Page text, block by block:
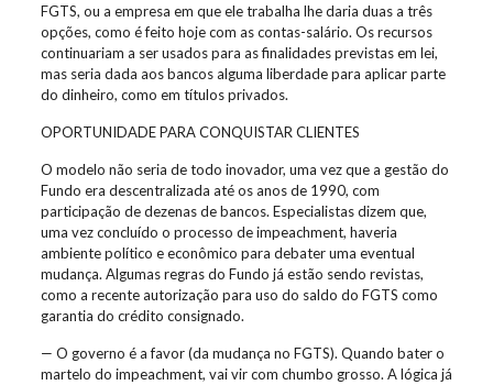
FGTS, ou a empresa em que ele trabalha lhe daria duas a três
opções, como é feito hoje com as contas-salário. Os recursos
continuariam a ser usados para as finalidades previstas em lei,
mas seria dada aos bancos alguma liberdade para aplicar parte
do dinheiro, como em títulos privados.
OPORTUNIDADE PARA CONQUISTAR CLIENTES
O modelo não seria de todo inovador, uma vez que a gestão do
Fundo era descentralizada até os anos de 1990, com
participação de dezenas de bancos. Especialistas dizem que,
uma vez concluído o processo de impeachment, haveria
ambiente político e econômico para debater uma eventual
mudança. Algumas regras do Fundo já estão sendo revistas,
como a recente autorização para uso do saldo do FGTS como
garantia do crédito consignado.
— O governo é a favor (da mudança no FGTS). Quando bater o
martelo do impeachment, vai vir com chumbo grosso. A lógica já